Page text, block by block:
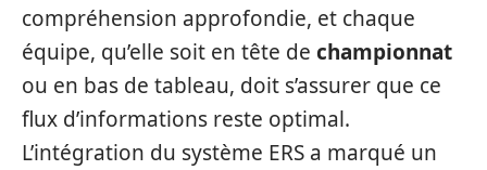
compréhension approfondie, et chaque
équipe, qu’elle soit en tête de championnat
ou en bas de tableau, doit s’assurer que ce
flux d’informations reste optimal.
L’intégration du système ERS a marqué un